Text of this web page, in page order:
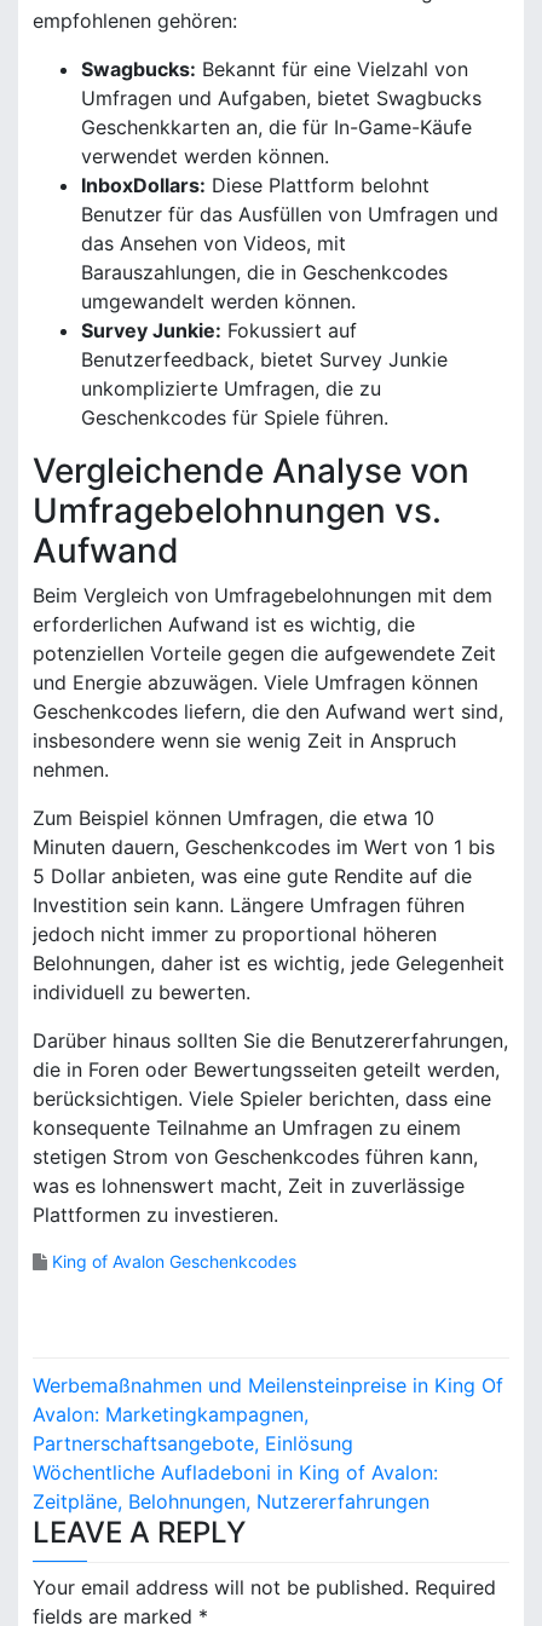
empfohlenen gehören:
Swagbucks: Bekannt für eine Vielzahl von
Umfragen und Aufgaben, bietet Swagbucks
Geschenkkarten an, die für In-Game-Käufe
verwendet werden können.
InboxDollars: Diese Plattform belohnt
Benutzer für das Ausfüllen von Umfragen und
das Ansehen von Videos, mit
Barauszahlungen, die in Geschenkcodes
umgewandelt werden können.
Survey Junkie: Fokussiert auf
Benutzerfeedback, bietet Survey Junkie
unkomplizierte Umfragen, die zu
Geschenkcodes für Spiele führen.
Vergleichende Analyse von
Umfragebelohnungen vs.
Aufwand
Beim Vergleich von Umfragebelohnungen mit dem
erforderlichen Aufwand ist es wichtig, die
potenziellen Vorteile gegen die aufgewendete Zeit
und Energie abzuwägen. Viele Umfragen können
Geschenkcodes liefern, die den Aufwand wert sind,
insbesondere wenn sie wenig Zeit in Anspruch
nehmen.
Zum Beispiel können Umfragen, die etwa 10
Minuten dauern, Geschenkcodes im Wert von 1 bis
5 Dollar anbieten, was eine gute Rendite auf die
Investition sein kann. Längere Umfragen führen
jedoch nicht immer zu proportional höheren
Belohnungen, daher ist es wichtig, jede Gelegenheit
individuell zu bewerten.
Darüber hinaus sollten Sie die Benutzererfahrungen,
die in Foren oder Bewertungsseiten geteilt werden,
berücksichtigen. Viele Spieler berichten, dass eine
konsequente Teilnahme an Umfragen zu einem
stetigen Strom von Geschenkcodes führen kann,
was es lohnenswert macht, Zeit in zuverlässige
Plattformen zu investieren.
King of Avalon Geschenkcodes
P
o
s
t
n
a
Werbemaßnahmen und Meilensteinpreise in King Of
Avalon: Marketingkampagnen,
Partnerschaftsangebote, Einlösung
Wöchentliche Aufladeboni in King of Avalon:
Zeitpläne, Belohnungen, Nutzererfahrungen
LEAVE A REPLY
Your email address will not be published. Required
fields are marked *